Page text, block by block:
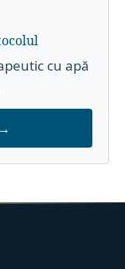
cu apă